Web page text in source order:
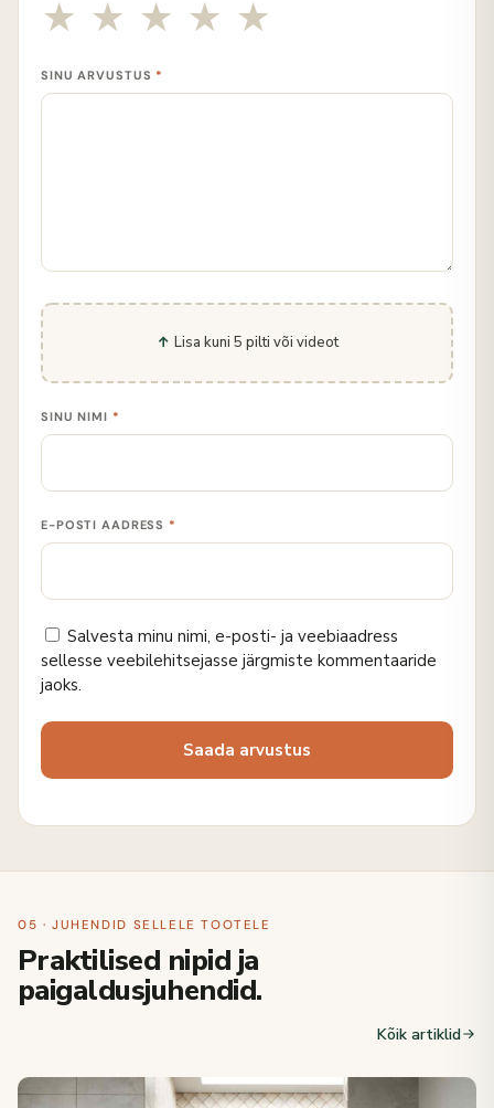
SINU ARVUSTUS *
Lisa kuni 5 pilti või videot
SINU NIMI *
E-POSTI AADRESS *
Salvesta minu nimi, e-posti- ja veebiaadress
sellesse veebilehitsejasse järgmiste kommentaaride
jaoks.
05 · JUHENDID SELLELE TOOTELE
Praktilised nipid ja
paigaldusjuhendid.
Kõik artiklid